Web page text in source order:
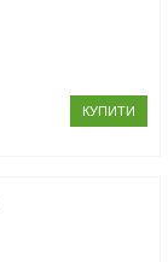
КУПИТИ